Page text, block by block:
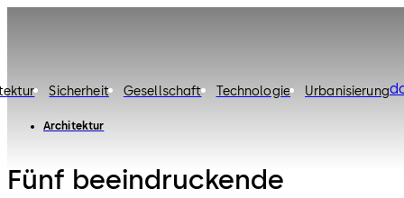
Sicherheit Gesellschaft Technologie Urbanisierung
Architektur
Fünf beeindruckende